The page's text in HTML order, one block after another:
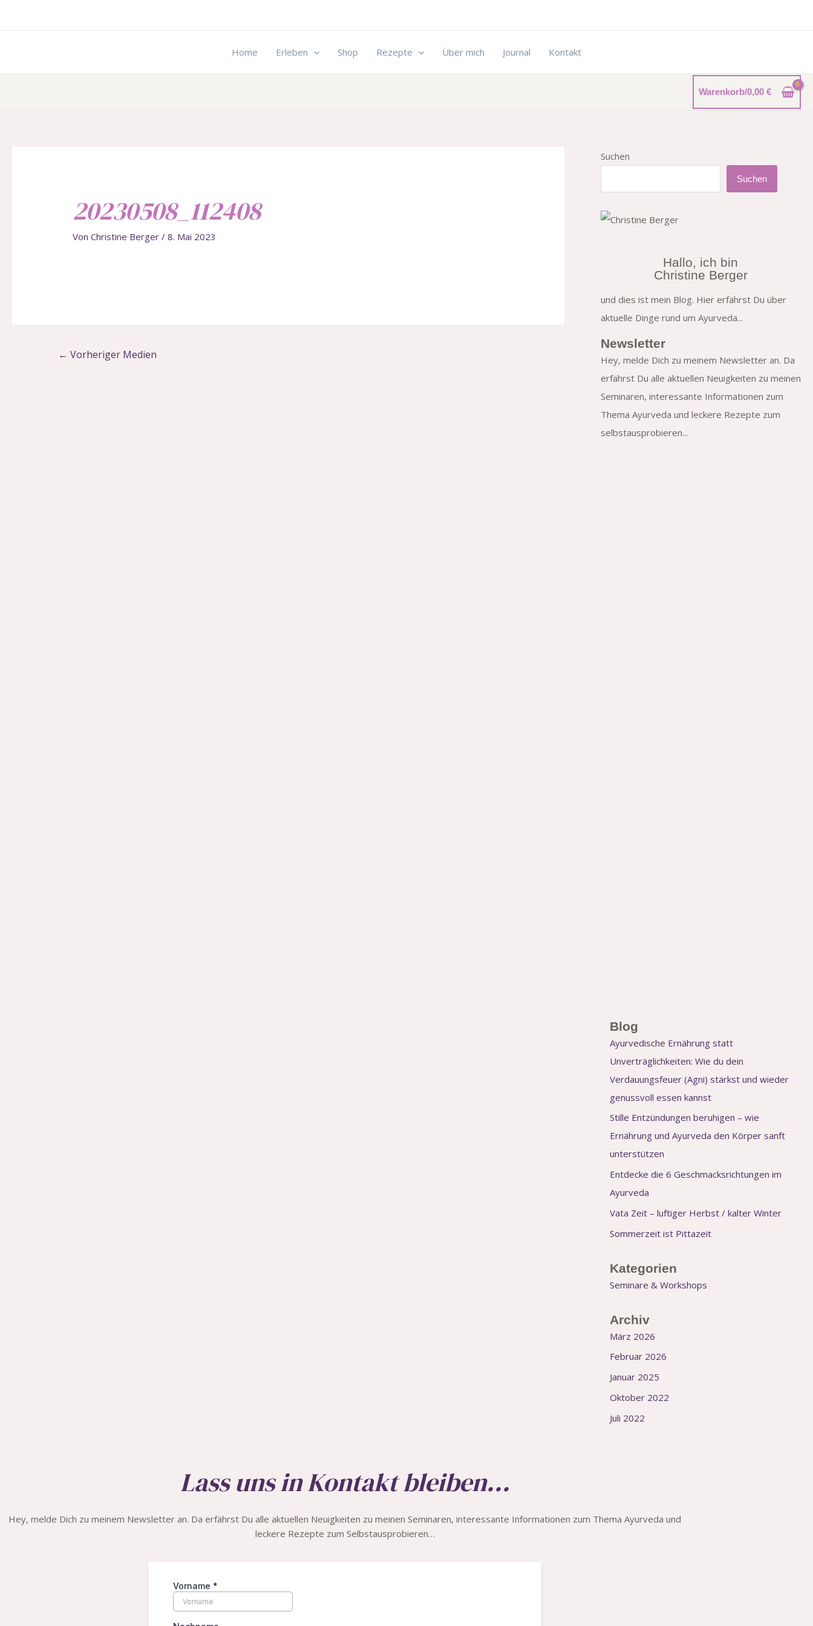
Home
Erleben Shop Rezepte Über mich Journal Kontakt
Warenkorb/0,00€
20230508_112408
VonChristine Berger/8. Mai 2023
← Vorheriger Medien
Suchen
Suchen
Hallo, ich bin
Christine Berger
und dies ist mein Blog. Hier erfährst Du über
aktuelle Dinge rund um Ayurveda...
Newsletter
Hey, melde Dich zu meinem Newsletter an. Da
erfährst Du alle aktuellen Neuigkeiten zu meinen
Seminaren, interessante Informationen zum
Thema Ayurveda und leckere Rezepte zum
selbstausprobieren...
Blog
Ayurvedische Ernährung statt
Unverträglichkeiten: Wie du dein
Verdauungsfeuer (Agni) stärkst und wieder
genussvoll essen kannst
Stille Entzündungen beruhigen – wie
Ernährung und Ayurveda den Körper sanft
unterstützen
Entdecke die 6 Geschmacksrichtungen im
Ayurveda
Vata Zeit – luftiger Herbst / kalter Winter
Sommerzeit ist Pittazeit
Kategorien
Seminare & Workshops
Archiv
März 2026
Februar 2026
Januar 2025
Oktober 2022
Juli 2022
Lass uns in Kontakt bleiben...
Hey, melde Dich zu meinem Newsletter an. Da erfährst Du alle aktuellen Neuigkeiten zu meinen Seminaren, interessante Informationen zum Thema Ayurveda und
leckere Rezepte zum Selbstausprobieren…